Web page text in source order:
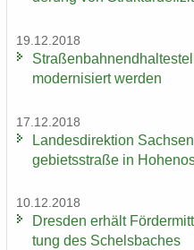
19.12.2018
mo­der­ni­siert wer­den
17.12.2018
Lan­des­di­rek­ti­on
ge­biets­stra­ße in
10.12.2018
Dres­den er­hält
tung des Schels­ba­ches